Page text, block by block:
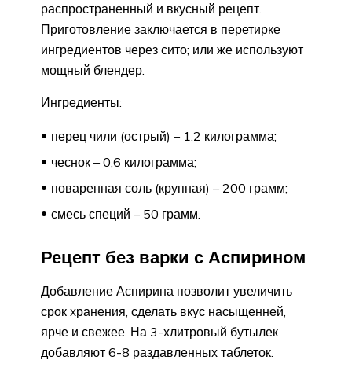
распространенный и вкусный рецепт.
Приготовление заключается в перетирке
ингредиентов через сито; или же используют
мощный блендер.
Ингредиенты:
перец чили (острый) – 1,2 килограмма;
чеснок – 0,6 килограмма;
поваренная соль (крупная) – 200 грамм;
смесь специй – 50 грамм.
Рецепт без варки с Аспирином
Добавление Аспирина позволит увеличить
срок хранения, сделать вкус насыщенней,
ярче и свежее. На 3-хлитровый бутылек
добавляют 6-8 раздавленных таблеток.